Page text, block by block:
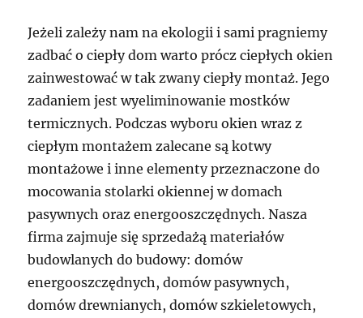
Jeżeli zależy nam na ekologii i sami pragniemy
zadbać o ciepły dom warto prócz ciepłych okien
zainwestować w tak zwany ciepły montaż. Jego
zadaniem jest wyeliminowanie mostków
termicznych. Podczas wyboru okien wraz z
ciepłym montażem zalecane są kotwy
montażowe i inne elementy przeznaczone do
mocowania stolarki okiennej w domach
pasywnych oraz energooszczędnych. Nasza
firma zajmuje się sprzedażą materiałów
budowlanych do budowy: domów
energooszczędnych, domów pasywnych,
domów drewnianych, domów szkieletowych,